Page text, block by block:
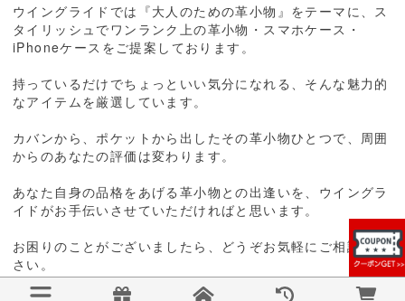
ウイングライドでは『大人のための革小物』をテーマに、ス
タイリッシュでワンランク上の革小物・スマホケース・
iPhoneケースをご提案しております。
持っているだけでちょっといい気分になれる、そんな魅力的
なアイテムを厳選しています。
カバンから、ポケットから出したその革小物ひとつで、周囲
からのあなたの評価は変わります。
あなた自身の品格をあげる革小物との出逢いを、ウイングラ
イドがお手伝いさせていただければと思います。
お困りのことがございましたら、どうぞお気軽にご相談くだ
さい。